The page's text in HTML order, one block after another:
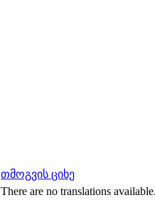
თმოგვის ციხე
There are no translations